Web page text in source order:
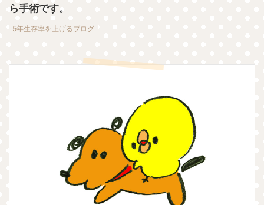
ら手術です。
5年生存率を上げるブログ